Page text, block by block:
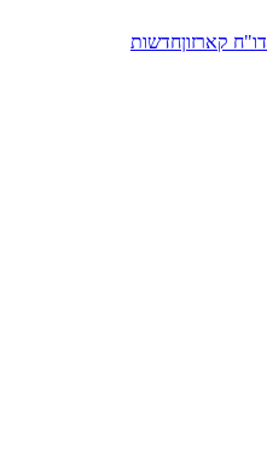
דו"ח קארזוןחדשות